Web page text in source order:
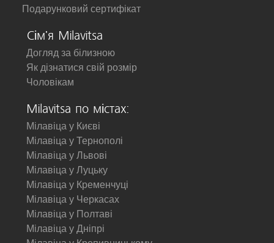
Подарунковий сертифікат
Сім'я Milavitsa
Догляд за білизною
Як дізнатися свій розмір
Чоловікам
Milavitsa по містах:
Мілавіца у Києві
Мілавіца у Тернополі
Мілавіца у Львові
Мілавіца у Луцьку
Мілавіца у Кременчуці
Мілавіца у Черкасах
Мілавіца у Полтаві
Мілавіца у Дніпрі